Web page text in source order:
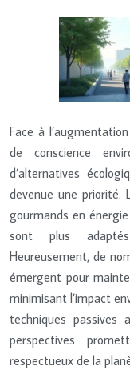
Face à
de conscience
d’alternatives
devenue une priorité.
gourmands en
sont plus
Heureusement, de
émergent pour
minimisant l’impact
techniques
perspectives
respectueux de la